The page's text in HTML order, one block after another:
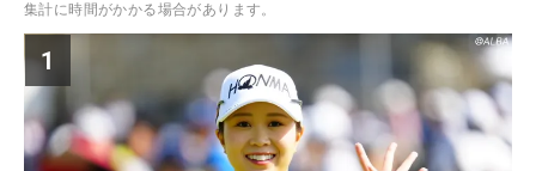
集計に時間がかかる場合があります。
1